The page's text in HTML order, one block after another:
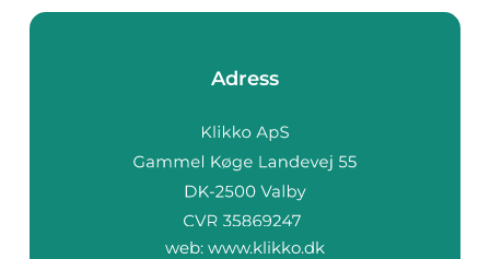
Adress
web: www.klikko.dk